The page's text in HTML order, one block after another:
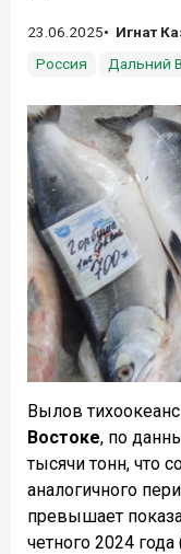
23.06.2025
Игнат
Россия
Дальний
Вылов
Востоке, по
тысячи тонн, что
аналогичного
превышает
четного 2024 года